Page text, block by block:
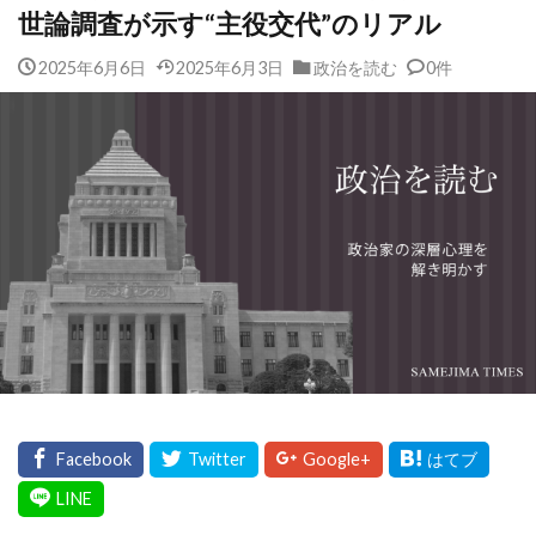
世論調査が示す“主役交代”のリアル
2025年6月6日 2025年6月3日 政治を読む 0件